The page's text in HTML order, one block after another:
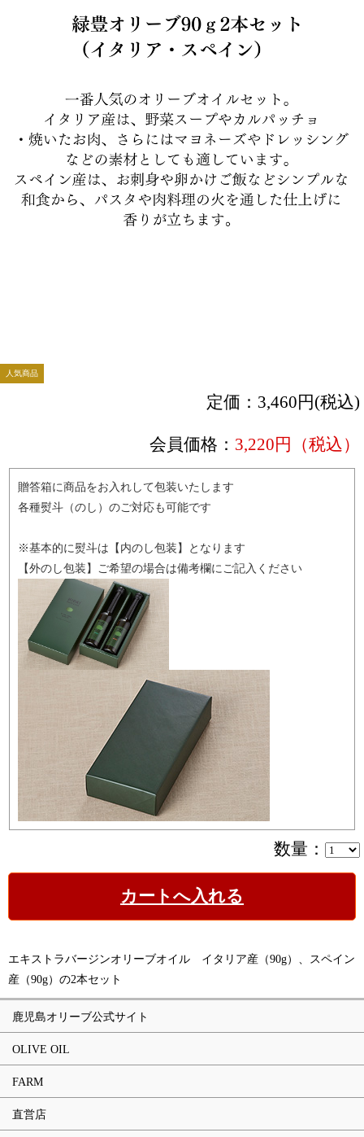
人気商品
定価： 3,460円(税込)
会員価格： 3,220円（税込）
贈答箱に商品をお入れして包装いたします
各種熨斗（のし）のご対応も可能です
※基本的に熨斗は【内のし包装】となります
【外のし包装】ご希望の場合は備考欄にご記入ください
数量：
カートへ入れる
エキストラバージンオリーブオイル イタリア産（90g）、スペイン
産（90g）の2本セット
鹿児島オリーブ公式サイト
OLIVE OIL
FARM
直営店